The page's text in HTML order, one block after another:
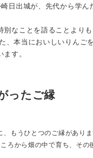
日出城が、先代から学
なことを語ることよりも
、本当においしいりんご
す。
ったご縁
もうひとつのご縁がありま
ろから畑の中で育ち、 その